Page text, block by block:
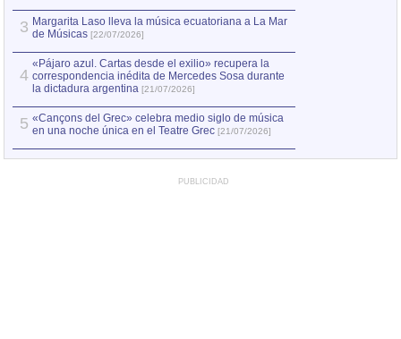
3 Margarita Laso lleva la música ecuatoriana a La Mar
de Músicas [22/07/2026]
4
«Pájaro azul. Cartas desde el exilio» recupera la
correspondencia inédita de Mercedes Sosa durante
la dictadura argentina [21/07/2026]
5 «Cançons del Grec» celebra medio siglo de música
en una noche única en el Teatre Grec [21/07/2026]
PUBLICIDAD